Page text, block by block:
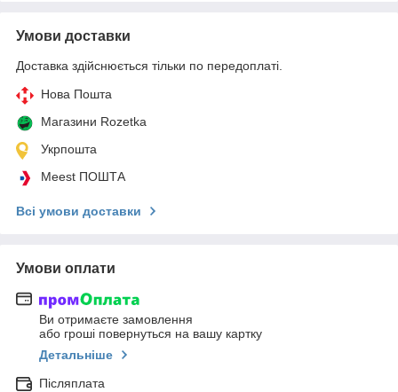
Умови доставки
Доставка здійснюється тільки по передоплаті.
Нова Пошта
Магазини Rozetka
Укрпошта
Meest ПОШТА
Всі умови доставки
Умови оплати
Ви отримаєте замовлення
або гроші повернуться на вашу картку
Детальніше
Післяплата